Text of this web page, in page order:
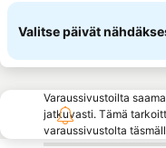
Valitse päivät
Varaussivustoilta
jatkuvasti. Tämä
varaussivustolta